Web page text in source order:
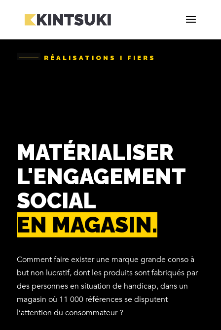
RÉALISATIONS I FIERS
MATÉRIALISER
L'ENGAGEMENT
SOCIAL
EN MAGASIN.
Comment faire exister une marque grande conso à
but non lucratif, dont les produits sont fabriqués par
des personnes en situation de handicap, dans un
magasin où 11 000 références se disputent
l’attention du consommateur ?